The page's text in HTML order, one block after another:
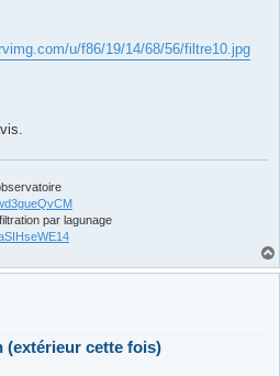
u/f86/19/14/68/56/filtre10.jpg
par lagunage
(extérieur cette fois)